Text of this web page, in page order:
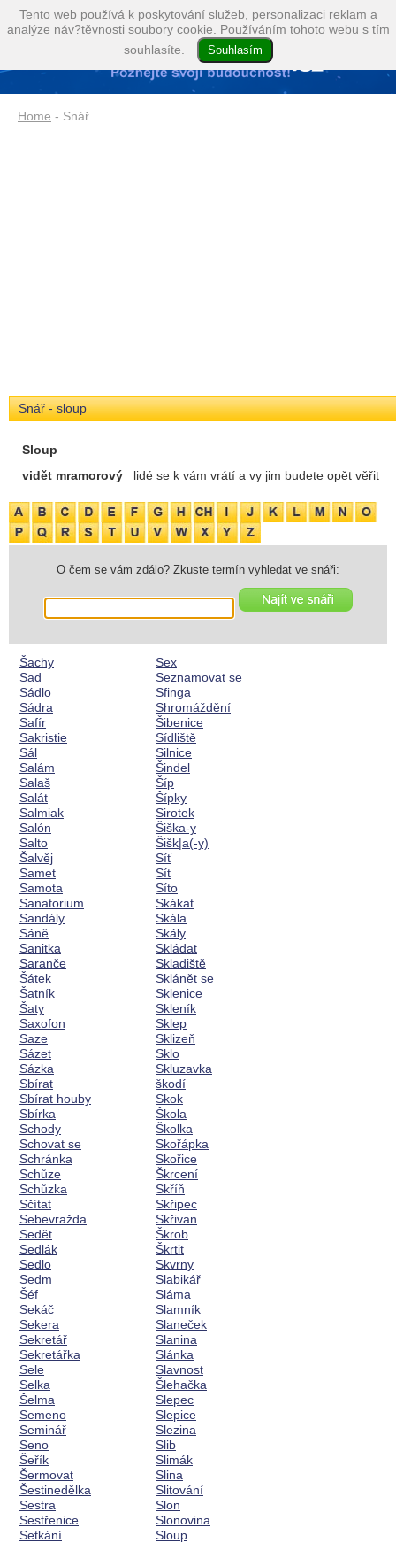
Home - Snář
Snář - sloup
Sloup
vidět mramorový
lidé se k vám vrátí a vy jim budete opět věřit
O čem se vám zdálo? Zkuste termín vyhledat ve snáři:
Šachy
Sad
Sádlo
Sádra
Safír
Sakristie
Sál
Salám
Salaš
Salát
Salmiak
Salón
Salto
Šalvěj
Samet
Samota
Sanatorium
Sandály
Sáně
Sanitka
Saranče
Šátek
Šatník
Šaty
Saxofon
Saze
Sázet
Sázka
Sbírat
Sbírat houby
Sbírka
Schody
Schovat se
Schránka
Schůze
Schůzka
Sčítat
Sebevražda
Sedět
Sedlák
Sedlo
Sedm
Šéf
Sekáč
Sekera
Sekretář
Sekretářka
Sele
Selka
Šelma
Semeno
Seminář
Seno
Šeřík
Šermovat
Šestinedělka
Sestra
Sestřenice
Setkání
Sex
Seznamovat se
Sfinga
Shromáždění
Šibenice
Sídliště
Silnice
Šindel
Šíp
Šípky
Sirotek
Šiška-y
Šišk|a(-y)
Síť
Sít
Síto
Skákat
Skála
Skály
Skládat
Skladiště
Sklánět se
Sklenice
Skleník
Sklep
Sklizeň
Sklo
Skluzavka
škodí
Skok
Škola
Školka
Skořápka
Skořice
Škrcení
Skříň
Skřipec
Skřivan
Škrob
Škrtit
Skvrny
Slabikář
Sláma
Slamník
Slaneček
Slanina
Slánka
Slavnost
Šlehačka
Slepec
Slepice
Slezina
Slib
Slimák
Slina
Slitování
Slon
Slonovina
Sloup
Tento web používá k poskytování služeb, personalizaci reklam a
analýze náv?těvnosti soubory cookie. Používáním tohoto webu s tím
souhlasíte.